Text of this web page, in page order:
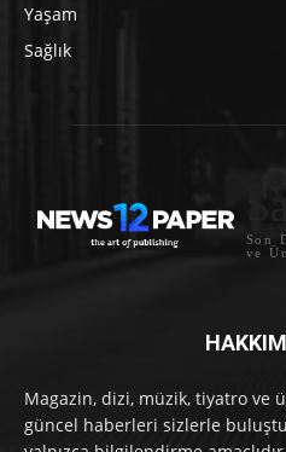
Yaşam
Sağlık
Son
ve
Magazin, dizi, müzik, tiyatro ve
güncel haberleri sizlerle